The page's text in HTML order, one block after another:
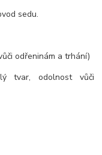
sedu.
odřeninám a trhání)
tvar, odolnost vůči